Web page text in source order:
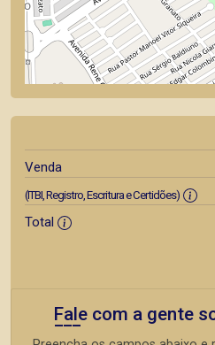
Venda
(ITBI, Registro, Escritura e Certidões)
Total
Fale com a gente